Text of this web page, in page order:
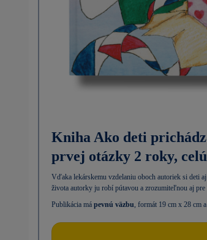
Kniha Ako deti
prvej otázky 2 roky,
Vďaka lekárskemu vzdelaniu oboch autoriek si deti
života autorky ju robí pútavou a zrozumiteľnou aj pre
Publikácia má pevnú väzbu , formát 19 cm x 28 cm